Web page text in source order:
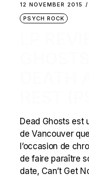
12 NOVEMBER 2015
PSYCH ROCK
Dead Ghosts est
de Vancouver
l’occasion de
de faire paraître
date, Can’t Get